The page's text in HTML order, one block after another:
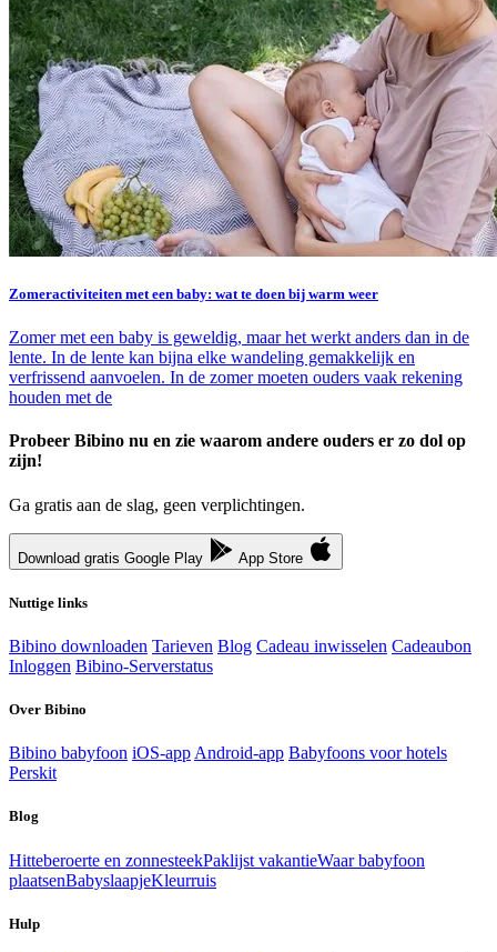
Zomeractiviteiten met een baby: wat te doen bij warm weer
Zomer met een baby is geweldig, maar het werkt anders dan in de
lente. In de lente kan bijna elke wandeling gemakkelijk en
verfrissend aanvoelen. In de zomer moeten ouders vaak rekening
houden met de
Probeer Bibino nu en zie waarom andere ouders er zo dol op
zijn!
Ga gratis aan de slag, geen verplichtingen.
Download gratis Google Play App Store
Nuttige links
Bibino downloaden Tarieven Blog Cadeau inwisselen Cadeaubon
Inloggen Bibino-Serverstatus
Over Bibino
Bibino babyfoon iOS-app Android-app Babyfoons voor hotels
Perskit
Blog
Hitteberoerte en zonnesteekPaklijst vakantieWaar babyfoon
plaatsenBabyslaapjeKleurruis
Hulp